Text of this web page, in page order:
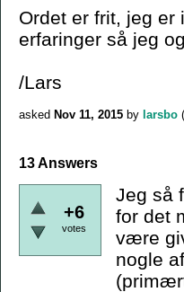
Ordet er frit, jeg er
erfaringer så jeg
/Lars
asked Nov 11, 2015 by larsbo (
13 Answers
+6
votes
Jeg så
for det
være
nogle